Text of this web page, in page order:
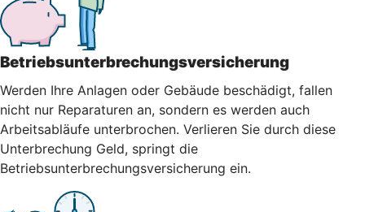
Betriebsunterbrechungsversicherung
Werden Ihre Anlagen oder Gebäude beschädigt, fallen
nicht nur Reparaturen an, sondern es werden auch
Arbeitsabläufe unterbrochen. Verlieren Sie durch diese
Unterbrechung Geld, springt die
Betriebsunterbrechungsversicherung ein.